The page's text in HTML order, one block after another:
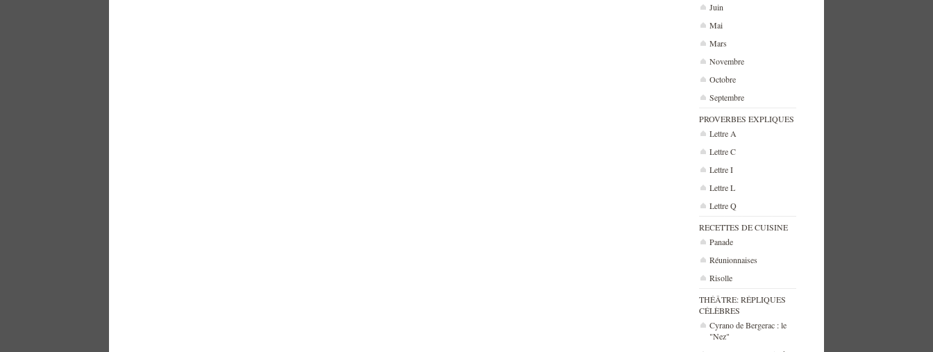
Juin
Mai
Mars
Novembre
Octobre
Septembre
PROVERBES EXPLIQUES
Lettre A
Lettre C
Lettre I
Lettre L
Lettre Q
RECETTES DE CUISINE
Panade
Réunionnaises
Risolle
THÉÂTRE: RÉPLIQUES
CÉLÈBRES
Cyrano de Bergerac : le
"Nez"